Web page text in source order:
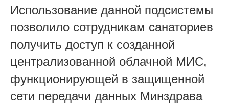
Использование данной подсистемы
позволило сотрудникам санаториев
получить доступ к созданной
централизованной облачной МИС,
функционирующей в защищенной
сети передачи данных Минздрава